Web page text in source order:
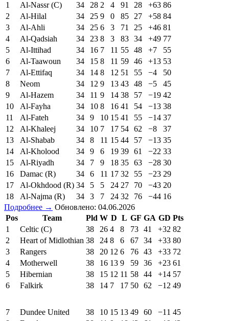
1
Al-Nassr (C) 34 28 2 4 91 28 +63 86
2
Al-Hilal 34 25 9 0 85 27 +58 84
3
Al-Ahli 34 25 6 3 71 25 +46 81
4
Al-Qadsiah 34 23 8 3 83 34 +49 77
5
Al-Ittihad 34 16 7 11 55 48 +7
55
6
Al-Taawoun 34 15 8 11 59 46 +13 53
7
Al-Ettifaq 34 14 8 12 51 55 −4
50
8
Neom 34 12 9 13 43 48 −5
45
9
Al-Hazem 34 11 9 14 38 57 −19 42
10
Al-Fayha 34 10 8 16 41 54 −13 38
11
Al-Fateh 34 9 10 15 41 55 −14 37
12
Al-Khaleej 34 10 7 17 54 62 −8
37
13
Al-Shabab 34 8 11 15 44 57 −13 35
14
Al-Kholood 34 9 6 19 39 61 −22 33
15
Al-Riyadh 34 7 9 18 35 63 −28 30
16
Damac (R) 34 6 11 17 32 55 −23 29
17
Al-Okhdood (R) 34 5 5 24 27 70 −43 20
18
Al-Najma (R) 34 3 7 24 32 76 −44 16
Подробнее → Обновлено: 04.06.2026
Pos
Team Pld W D L GF GA GD Pts
1
Celtic (C) 38 26 4 8 73 41 +32 82
2
Heart of Midlothian 38 24 8 6 67 34 +33 80
3
Rangers 38 20 12 6 76 43 +33 72
4
Motherwell 38 16 13 9 59 36 +23 61
5
Hibernian 38 15 12 11 58 44 +14 57
6
Falkirk 38 14 7 17 50 62 −12 49
7 Dundee United 38 10 15 13 49 60 −11 45